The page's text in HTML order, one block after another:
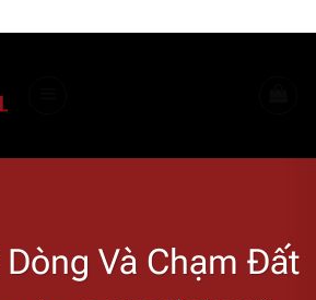
Dòng Và Chạm Đất